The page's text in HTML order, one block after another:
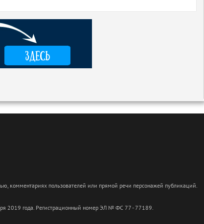
комментариях пользователей или прямой речи персонажей публикаций.
2019 года. Регистрационный номер ЭЛ № ФС 77 - 77189.